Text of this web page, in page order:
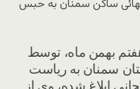
ساکن سمنان به حبس
بهمن ماه، توسط
سمنان به ریاست
ابلاغ شده، وی از